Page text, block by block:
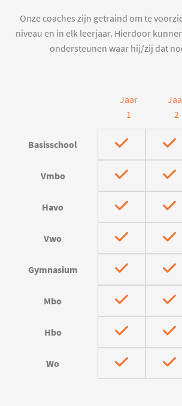
Onze coaches zijn getraind om te
niveau en in elk leerjaar. Hierdoor
ondersteunen waar hij/zij dat
Jaar
1
2
Basisschool
Vmbo
Havo
Vwo
Gymnasium
Mbo
Hbo
Wo